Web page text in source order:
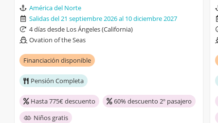
América del Norte
Salidas del 21 septiembre 2026 al 10 diciembre 2027
4 días desde Los Ángeles (California)
Ovation of the Seas
Financiación disponible
Pensión Completa
Hasta 775€ descuento
60% descuento 2º pasajero
Niños gratis